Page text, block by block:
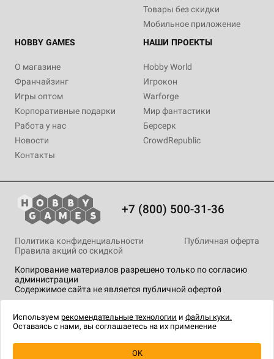
Товары без скидки
Мобильное приложение
HOBBY GAMES
О магазине
Франчайзинг
Игры оптом
Корпоративные подарки
Работа у нас
Новости
Контакты
НАШИ ПРОЕКТЫ
Hobby World
Игрокон
Warforge
Мир фантастики
Берсерк
CrowdRepublic
+7 (800) 500-31-36
Копирование материалов разрешено только по согласию
администрации
Содержимое сайта не является публичной офертой
Политика конфиденциальности
Публичная оферта
Правила акций со скидкой
технологии .
Используем рекомендательные технологии и файлы куки.
Оставаясь с нами, вы соглашаетесь на их применение
OK